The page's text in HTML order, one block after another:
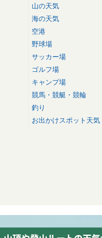
山の天気
海の天気
空港
野球場
サッカー場
ゴルフ場
キャンプ場
競馬・競艇・競輪
釣り
お出かけスポット天気